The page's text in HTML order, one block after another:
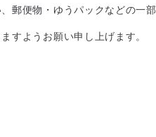
郵便物・ゆうパックなどの一部
すようお願い申し上げます。